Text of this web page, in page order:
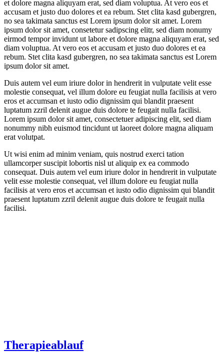
et dolore magna aliquyam erat, sed diam voluptua. At vero eos et
accusam et justo duo dolores et ea rebum. Stet clita kasd gubergren,
no sea takimata sanctus est Lorem ipsum dolor sit amet. Lorem
ipsum dolor sit amet, consetetur sadipscing elitr, sed diam nonumy
eirmod tempor invidunt ut labore et dolore magna aliquyam erat, sed
diam voluptua. At vero eos et accusam et justo duo dolores et ea
rebum. Stet clita kasd gubergren, no sea takimata sanctus est Lorem
ipsum dolor sit amet.
Duis autem vel eum iriure dolor in hendrerit in vulputate velit esse
molestie consequat, vel illum dolore eu feugiat nulla facilisis at vero
eros et accumsan et iusto odio dignissim qui blandit praesent
luptatum zzril delenit augue duis dolore te feugait nulla facilisi.
Lorem ipsum dolor sit amet, consectetuer adipiscing elit, sed diam
nonummy nibh euismod tincidunt ut laoreet dolore magna aliquam
erat volutpat.
Ut wisi enim ad minim veniam, quis nostrud exerci tation
ullamcorper suscipit lobortis nisl ut aliquip ex ea commodo
consequat. Duis autem vel eum iriure dolor in hendrerit in vulputate
velit esse molestie consequat, vel illum dolore eu feugiat nulla
facilisis at vero eros et accumsan et iusto odio dignissim qui blandit
praesent luptatum zzril delenit augue duis dolore te feugait nulla
facilisi.
Therapieablauf